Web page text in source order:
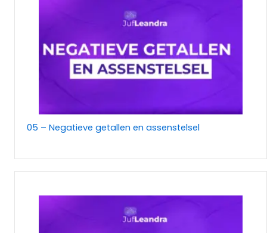
05 – Negatieve getallen en assenstelsel